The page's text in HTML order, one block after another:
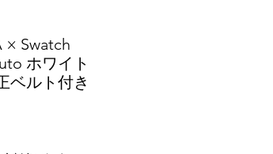
× Swatch
ホワイト
ベルト付き